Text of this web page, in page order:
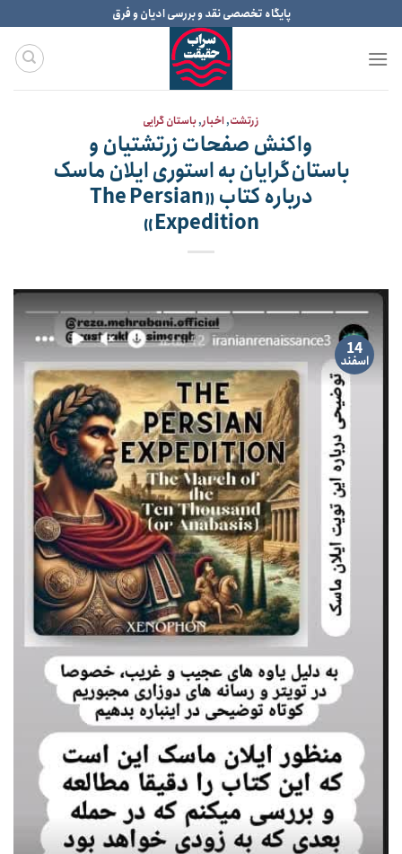
to
content
پایگاه تخصصی نقد و بررسی ادیان و فرق
زرتشت,اخبار,باستان گرایی
واکنش صفحات زرتشتیان و
باستان‌گرایان به استوری ایلان ماسک
درباره کتاب «The Persian
Expedition»
14
اسفند